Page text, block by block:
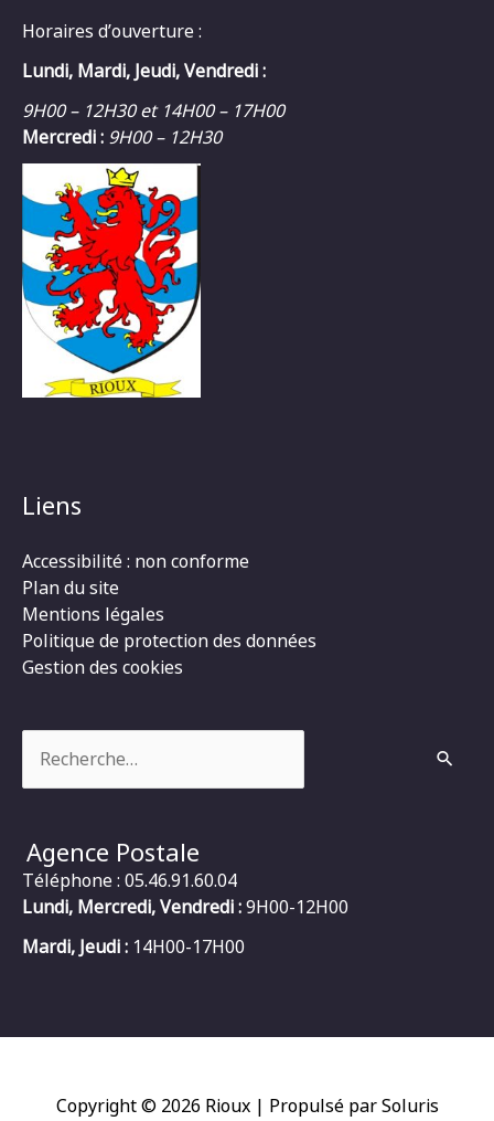
Horaires d’ouverture :
Lundi, Mardi, Jeudi, Vendredi :
9H00 – 12H30 et 14H00 – 17H00
Mercredi : 9H00 – 12H30
Liens
Accessibilité : non conforme
Plan du site
Mentions légales
Politique de protection des données
Gestion des cookies
Agence Postale
Téléphone : 05.46.91.60.04
Lundi, Mercredi, Vendredi :9H00-12H00
Mardi, Jeudi : 14H00-17H00
Copyright © 2026 Rioux| Propulsé par Soluris